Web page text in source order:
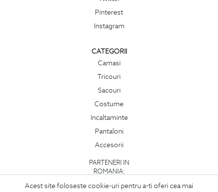
Acest site foloseste cookie-uri pentru a-ti oferi cea mai
Pinterest
Instagram
CATEGORII
Camasi
Tricouri
Sacouri
Costume
Incaltaminte
Pantaloni
Accesorii
PARTENERI IN
ROMANIA: